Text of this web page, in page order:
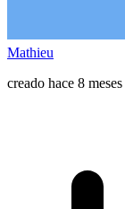
Mathieu
creado hace 8 meses